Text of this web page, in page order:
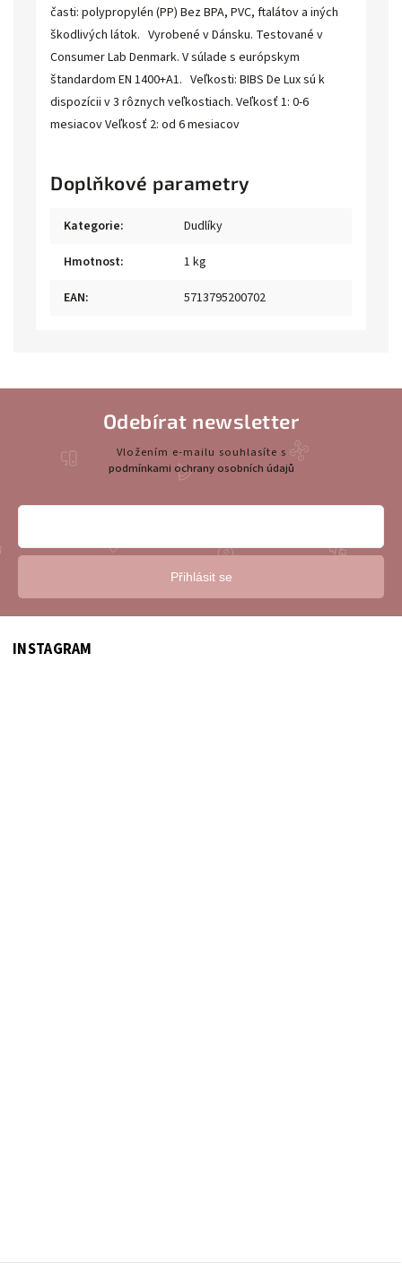
časti: polypropylén (PP) Bez BPA, PVC, ftalátov a iných
škodlivých látok. Vyrobené v Dánsku. Testované v
Consumer Lab Denmark. V súlade s európskym
štandardom EN 1400+A1. Veľkosti: BIBS De Lux sú k
dispozícii v 3 rôznych veľkostiach. Veľkosť 1: 0-6
mesiacov Veľkosť 2: od 6 mesiacov
Doplňkové parametry
Kategorie:
Dudlíky
Hmotnost:
1 kg
EAN: 5713795200702
INSTAGRAM
Odebírat newsletter
Vložením e-mailu souhlasíte s
podmínkami ochrany osobních údajů
Přihlásit se